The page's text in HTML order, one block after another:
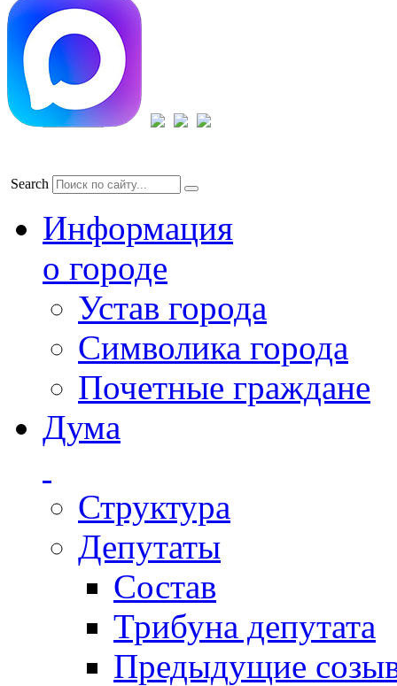
Search
Информация
о городе
Устав города
Символика города
Почетные граждане
Дума
Структура
Депутаты
Состав
Трибуна депутата
Предыдущие